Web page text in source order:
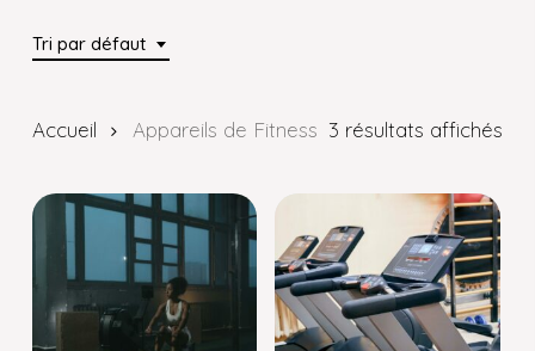
Tri par défaut
3 résultats affichés
Accueil Appareils de Fitness